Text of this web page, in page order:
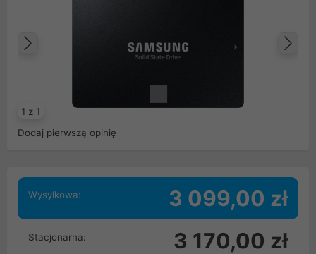
1 z 1
Poprzedni
Dodaj pierwszą opinię
Wysyłkowa: 3 099,00 zł
Stacjonarna: 3 170,00 zł